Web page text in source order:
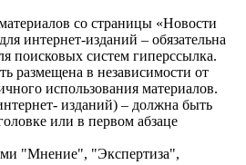
со страницы «Новости
интернет-изданий – обязательна
поисковых систем гиперссылка.
размещена в независимости от
использования материалов.
изданий) – должна быть
или в первом абзаце
"Мнение", "Экспертиза",